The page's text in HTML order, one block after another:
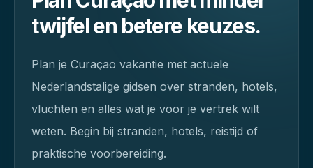
twijfel en betere keuzes.
Plan je Curaçao vakantie met actuele
Nederlandstalige gidsen over stranden, hotels,
vluchten en alles wat je voor je vertrek wilt
weten. Begin bij stranden, hotels, reistijd of
praktische voorbereiding.